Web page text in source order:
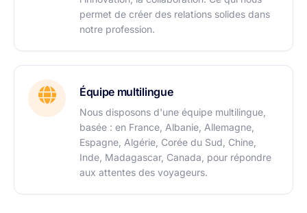
permet de créer des relations solides dans
notre profession.
Équipe multilingue
Nous disposons d'une équipe multilingue,
basée : en France, Albanie, Allemagne,
Espagne, Algérie, Corée du Sud, Chine,
Inde, Madagascar, Canada, pour répondre
aux attentes des voyageurs.